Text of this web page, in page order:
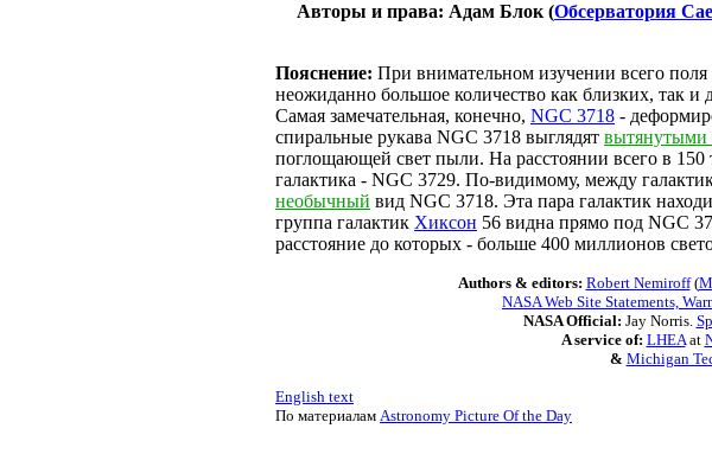
Авторы и права: Адам Блок (Обсерватория
Пояснение: При внимательном изучении всего поля
неожиданно большое количество как близких, так и
Самая замечательная, конечно, NGC 3718 -
спиральные рукава NGC 3718 выглядят вытянутыми
поглощающей свет пыли. На расстоянии всего в 150
галактика - NGC 3729. По-видимому, между
необычный вид NGC 3718. Эта пара галактик
группа галактик Хиксон 56 видна прямо под NGC
расстояние до которых - больше 400 миллионов
Authors & editors: Robert Nemiroff(
NASA Web Site Statements,
NASA Official: Jay Norris.
A service of: LHEAat
& Michigan
English text
По материалам Astronomy Picture Of the Day